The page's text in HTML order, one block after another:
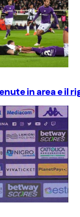
in area e il